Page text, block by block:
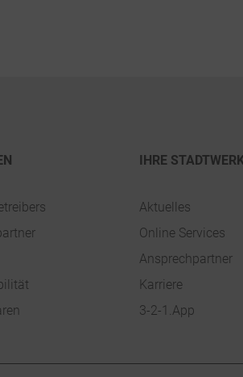
IHRE
Aktuelles
Online Services
Ansprechpartner
Karriere
3-2-1.App